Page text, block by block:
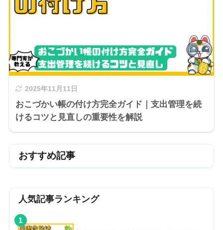
2025年11月11日
おこづかい帳の付け方完全ガイド｜支出管理を続
けるコツと見直しの重要性を解説
おすすめ記事
人気記事ランキング
1